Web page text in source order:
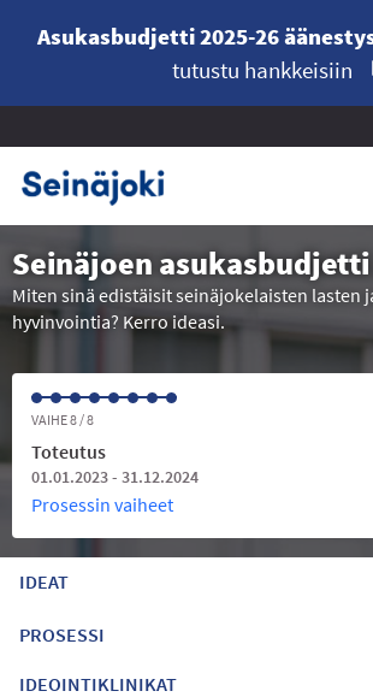
Asukasbudjetti 2025-26
tutustu hankkeisiin
Seinäjoen asukasbudjetti
Miten sinä edistäisit seinäjokelaisten lasten
hyvinvointia? Kerro ideasi.
VAIHE 8 / 8
Toteutus
01.01.2023 - 31.12.2024
Prosessin vaiheet
IDEAT
PROSESSI
IDEOINTIKLINIKAT